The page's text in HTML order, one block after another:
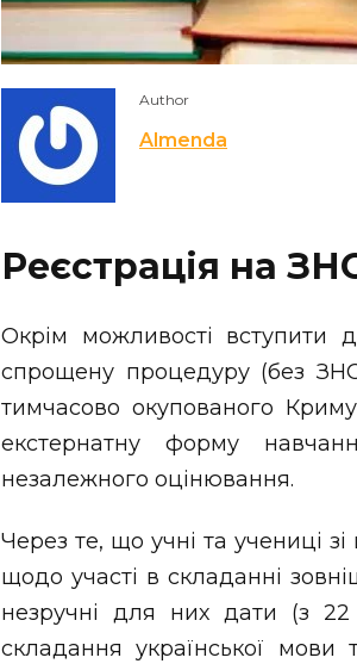
Author
Almenda
Реєстрація на
Окрім можливості вступити
спрощену процедуру (без
тимчасово окупованого
екстернатну форму
незалежного оцінювання.
Через те, що учні та учениці
щодо участі в складанні
незручні для них дати (з
складання української мови